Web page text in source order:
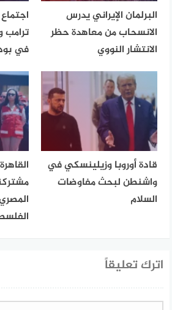
البرلمان الإيراني يدرس
الانسحاب من معاهدة حظر
الانتشار النووي
ترامب
في
قادة أوروبا وزيلينسكي في
واشنطن لبحث مفاوضات
السلام
اترك تعليقاً